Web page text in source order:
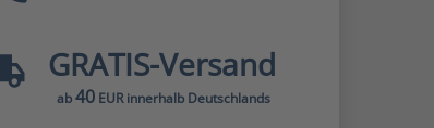
GRATIS-Versand
ab40EUR innerhalb Deutschlands